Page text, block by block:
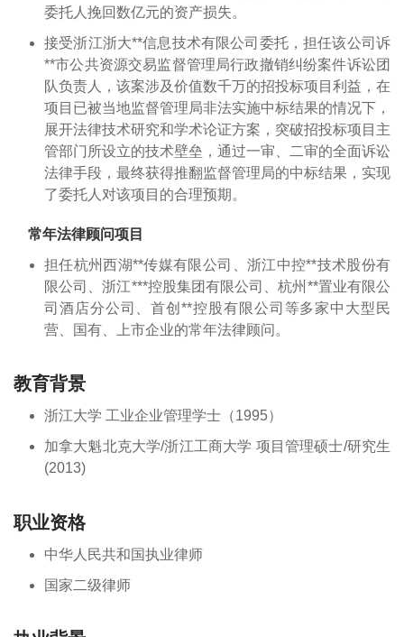
委托人挽回数亿元的资产损失。
接受浙江浙大**信息技术有限公司委托，担任该公司诉
**市公共资源交易监督管理局行政撤销纠纷案件诉讼团
队负责人，该案涉及价值数千万的招投标项目利益，在
项目已被当地监督管理局非法实施中标结果的情况下，
展开法律技术研究和学术论证方案，突破招投标项目主
管部门所设立的技术壁垒，通过一审、二审的全面诉讼
法律手段，最终获得推翻监督管理局的中标结果，实现
了委托人对该项目的合理预期。
常年法律顾问项目
担任杭州西湖**传媒有限公司、浙江中控**技术股份有
限公司、浙江***控股集团有限公司、杭州**置业有限公
司酒店分公司、首创**控股有限公司等多家中大型民
营、国有、上市企业的常年法律顾问。
教育背景
浙江大学 工业企业管理学士（1995）
加拿大魁北克大学/浙江工商大学 项目管理硕士/研究生
(2013)
职业资格
中华人民共和国执业律师
国家二级律师